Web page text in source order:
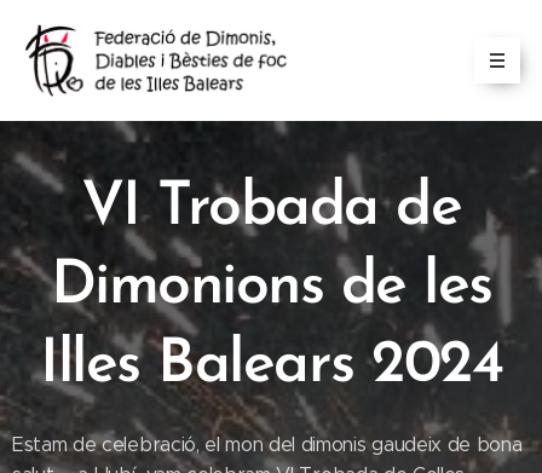
VI Trobada de
Dimonions de les
Illes Balears 2024
Estam de celebració, el mon del dimonis gaudeix de bona